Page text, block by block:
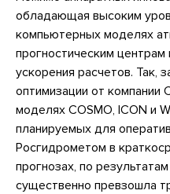
обладающая высоким
компьютерных моделях
прогностическим
ускорения расчетов. Так,
оптимизации от компании
моделях COSMO, ICON и
планируемых для
Росгидрометом в
прогнозах, по
существенно превзошла